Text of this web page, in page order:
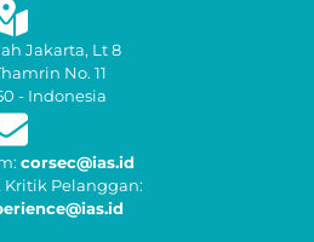
Jakarta, Lt 8
No. 11
- Indonesia
corsec@ias.id
Kritik Pelanggan: